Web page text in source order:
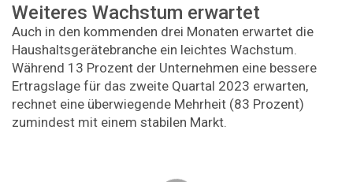
Weiteres Wachstum erwartet
Auch in den kommenden drei Monaten erwartet die
Haushaltsgerätebranche ein leichtes Wachstum.
Während 13 Prozent der Unternehmen eine bessere
Ertragslage für das zweite Quartal 2023 erwarten,
rechnet eine überwiegende Mehrheit (83 Prozent)
zumindest mit einem stabilen Markt.